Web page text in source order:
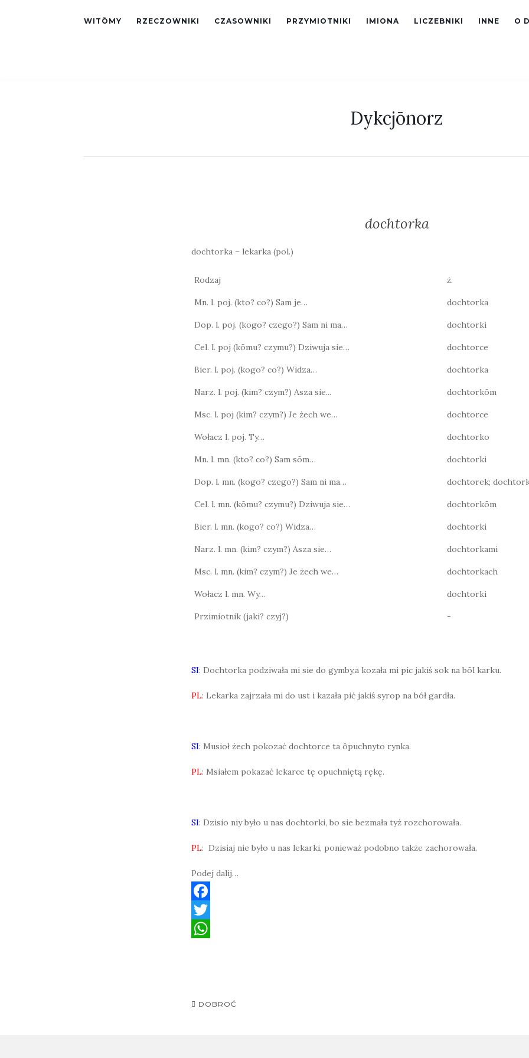
WITŌMY RZECZOWNIKI CZASOWNIKI PRZYMIOTNIKI IMIONA LICZEBNIKI INNE O
Dykcjōnorz
dochtorka
dochtorka – lekarka (pol.)
Rodzaj ż.
Mn. l. poj. (kto? co?) Sam je… dochtorka
Dop. l. poj. (kogo? czego?) Sam ni ma… dochtorki
Cel. l. poj (kōmu? czymu?) Dziwuja sie… dochtorce
Bier. l. poj. (kogo? co?) Widza… dochtorka
Narz. l. poj. (kim? czym?) Asza sie... dochtorkōm
Msc. l. poj (kim? czym?) Je żech we… dochtorce
Wołacz l. poj. Ty… dochtorko
Mn. l. mn. (kto? co?) Sam sōm… dochtorki
Dop. l. mn. (kogo? czego?) Sam ni ma… dochtorek;
Cel. l. mn. (kōmu? czymu?) Dziwuja sie… dochtorkōm
Bier. l. mn. (kogo? co?) Widza… dochtorki
Narz. l. mn. (kim? czym?) Asza sie… dochtorkami
Msc. l. mn. (kim? czym?) Je żech we… dochtorkach
Wołacz l. mn. Wy… dochtorki
Przimiotnik (jaki? czyj?) -
SI: Dochtorka podziwała mi sie do gymby,a kozała mi pic jakiś sok na bōl karku.
PL: Lekarka zajrzała mi do ust i kazała pić jakiś syrop na bół gardła.
SI: Musioł żech pokozać dochtorce ta ôpuchnyto rynka.
PL: Msiałem pokazać lekarce tę opuchniętą rękę.
SI: Dzisio niy było u nas dochtorki, bo sie bezmała tyż rozchorowała.
PL: Dzisiaj nie było u nas lekarki, ponieważ podobno także zachorowała.
Podej dalij…
F
a
o
T
t
t
Post
DOBROĆ